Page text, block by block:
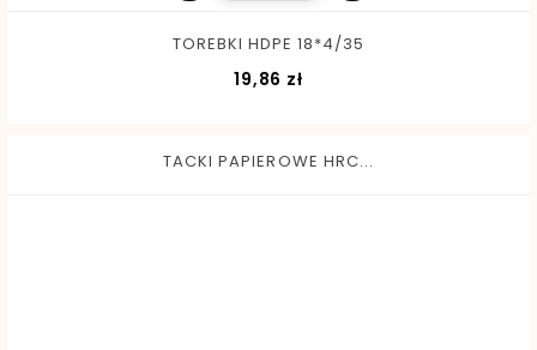
TOREBKI HDPE 18*4/35
19,86 zł
TACKI PAPIEROWE HRC...